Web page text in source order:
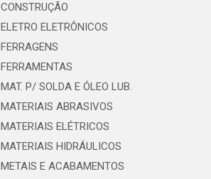
CONSTRUÇÃO
ELETRO ELETRÔNICOS
FERRAGENS
FERRAMENTAS
MAT. P/ SOLDA E ÓLEO LUB.
MATERIAIS ABRASIVOS
MATERIAIS ELÉTRICOS
MATERIAIS HIDRÁULICOS
METAIS E ACABAMENTOS